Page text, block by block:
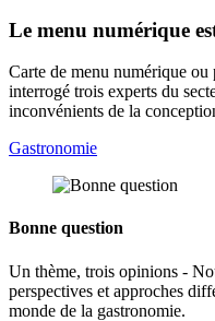
Le menu numérique
Carte de menu numérique
interrogé trois experts du
inconvénients de la
Gastronomie
Bonne question
Un thème, trois opinions -
perspectives et approches
monde de la gastronomie.